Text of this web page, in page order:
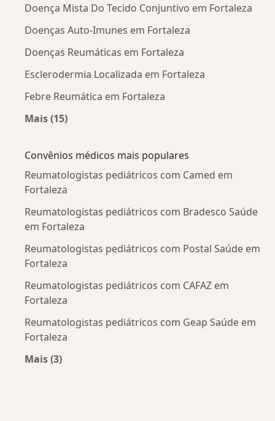
Doença Mista Do Tecido Conjuntivo em Fortaleza
Doenças Auto-Imunes em Fortaleza
Doenças Reumáticas em Fortaleza
Esclerodermia Localizada em Fortaleza
Febre Reumática em Fortaleza
Mais (15)
Convênios médicos mais populares
Reumatologistas pediátricos com Camed em
Fortaleza
Reumatologistas pediátricos com Bradesco Saúde
em Fortaleza
Reumatologistas pediátricos com Postal Saúde em
Fortaleza
Reumatologistas pediátricos com CAFAZ em
Fortaleza
Reumatologistas pediátricos com Geap Saúde em
Fortaleza
Mais (3)